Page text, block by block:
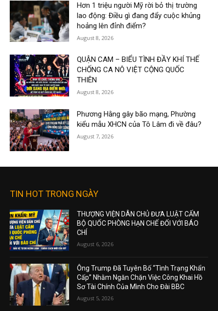
Hơn 1 triệu người Mỹ rời bỏ thị trường
lao động: Điều gì đang đẩy cuộc khủng
hoảng lên đỉnh điểm?
August 8, 2026
QUẬN CAM – BIỂU TÌNH ĐẦY KHÍ THẾ
CHỐNG CA NÔ VIỆT CỘNG QUỐC
THIÊN
August 8, 2026
Phương Hằng gây bão mạng, Phường
kiểu mẫu XHCN của Tô Lâm đi về đâu?
August 7, 2026
TIN HOT TRONG NGÀY
THƯỢNG VIỆN DÂN CHỦ ĐƯA LUẬT CẤM
BỘ QUỐC PHÒNG HẠN CHẾ ĐỐI VỚI BÁO
CHÍ
August 6, 2026
Ông Trump Đã Tuyên Bố “Tình Trạng Khẩn
Cấp” Nhằm Ngăn Chặn Việc Công Khai Hồ
Sơ Tài Chính Của Mình Cho Đài BBC
August 5, 2026